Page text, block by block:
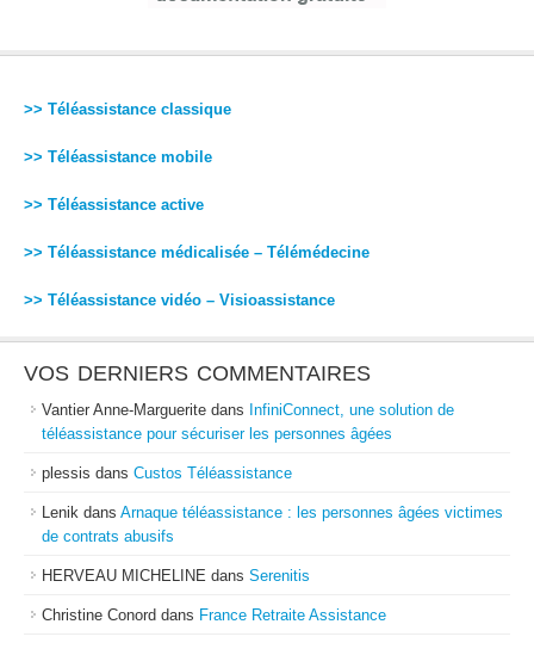
>> Téléassistance classique
>> Téléassistance mobile
>> Téléassistance active
>> Téléassistance médicalisée – Télémédecine
>> Téléassistance vidéo – Visioassistance
VOS DERNIERS COMMENTAIRES
Vantier Anne-Marguerite dans InfiniConnect, une solution de
téléassistance pour sécuriser les personnes âgées
plessis dans Custos Téléassistance
Lenik dans Arnaque téléassistance : les personnes âgées victimes
de contrats abusifs
HERVEAU MICHELINE dans Serenitis
Christine Conord dans France Retraite Assistance